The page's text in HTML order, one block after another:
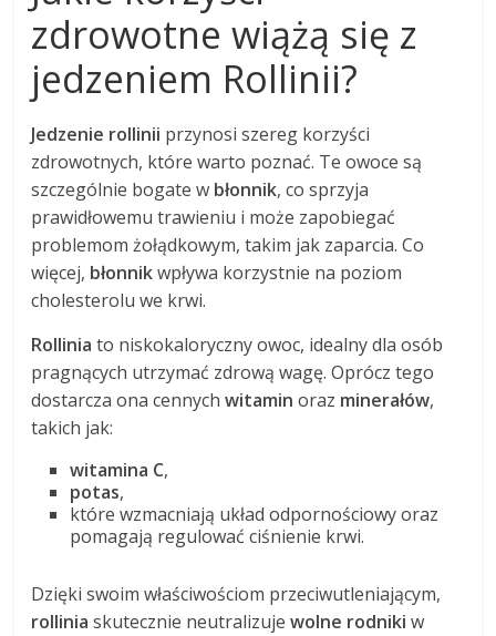
zdrowotne wiążą się z
jedzeniem Rollinii?
Jedzenie rollinii przynosi szereg korzyści
zdrowotnych, które warto poznać. Te owoce są
szczególnie bogate w błonnik, co sprzyja
prawidłowemu trawieniu i może zapobiegać
problemom żołądkowym, takim jak zaparcia. Co
więcej, błonnikwpływa korzystnie na poziom
cholesterolu we krwi.
Rollinia to niskokaloryczny owoc, idealny dla osób
pragnących utrzymać zdrową wagę. Oprócz tego
dostarcza ona cennychwitamin oraz minerałów,
takich jak:
witamina C,
potas,
które wzmacniają układ odpornościowy oraz
pomagają regulować ciśnienie krwi.
Dzięki swoim właściwościom przeciwutleniającym,
rollinia skutecznie neutralizujewolne rodniki w